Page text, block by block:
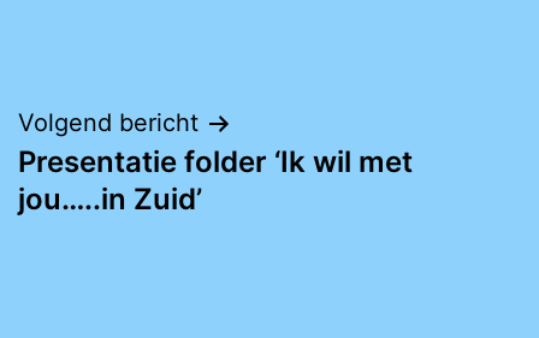
Bericht
navigatie
Volgend bericht
Presentatie folder ‘Ik wil met
jou…..in Zuid’